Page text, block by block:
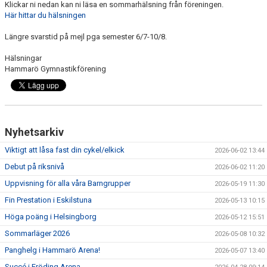
ARRANGEMANG
FÖRENINGSKOLLEKTION
HGF KÖP OCH SÄLJ
Klickar ni nedan kan ni läsa en sommarhälsning från föreningen.
Här hittar du hälsningen
Längre svarstid på mejl pga semester 6/7-10/8.
Hälsningar
Hammarö Gymnastikförening
Nyhetsarkiv
Viktigt att låsa fast din cykel/elkick 2026-06-02 13:44
Debut på riksnivå 2026-06-02 11:20
Uppvisning för alla våra Barngrupper 2026-05-19 11:30
Fin Prestation i Eskilstuna 2026-05-13 10:15
Höga poäng i Helsingborg 2026-05-12 15:51
Sommarläger 2026 2026-05-08 10:32
Panghelg i Hammarö Arena! 2026-05-07 13:40